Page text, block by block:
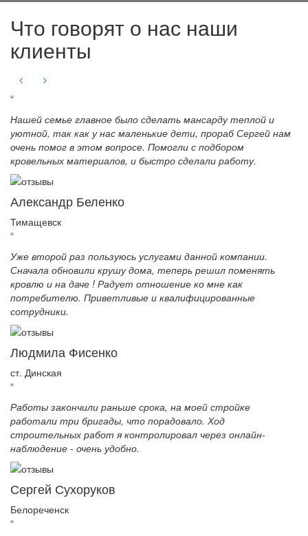
Что говорят о нас наши
клиенты
“
Нашей семье главное было сделать мансарду теплой и
уютной, так как у нас маленькие дети, прораб Сергей нам
очень помог в этом вопросе. Помогли с подбором
кровельных материалов, и быстро сделали работу.
Александр Беленко
Тимащевск
“
Уже второй раз пользуюсь услугами данной компании.
Сначала обновили крушу дома, теперь решил поменять
кровлю и на даче ! Радует отношение ко мне как
потребителю. Приветливые и квалифицированные
сотрудники.
Людмила Фисенко
ст. Динская
“
Работы закончили раньше срока, на моей стройке
работали три бригады, что порадовало. Ход
строительных работ я контролировал через онлайн-
наблюдение - очень удобно.
Сергей Сухоруков
Белореченск
“